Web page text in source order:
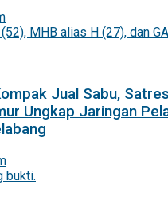
Jual Sabu,
Ungkap Jaringan